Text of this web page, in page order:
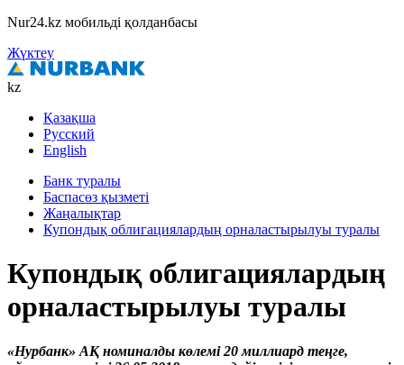
Nur24.kz мобильді қолданбасы
Жүктеу
kz
Қазақша
Русский
English
Банк туралы
Баспасөз қызметі
Жаңалықтар
Купондық облигациялардың орналастырылуы туралы
Купондық облигациялардың
орналастырылуы туралы
«Нурбанк» АҚ номиналды көлемі 20 миллиард теңге,